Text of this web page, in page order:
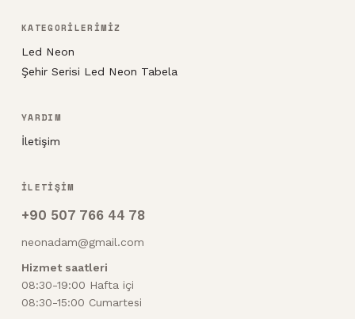
KATEGORİLERİMİZ
Led Neon
Şehir Serisi Led Neon Tabela
YARDIM
İletişim
İLETİŞİM
+90 507 766 44 78
neonadam@gmail.com
Hizmet saatleri
08:30-19:00 Hafta içi
08:30-15:00 Cumartesi